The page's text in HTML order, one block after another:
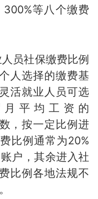
300%等八个缴费
员社保缴费比例
人选择的缴费基
活就业人员可选
平均工资的
，按一定比例进
比例通常为20%
户，其余进入社
比例各地法规不